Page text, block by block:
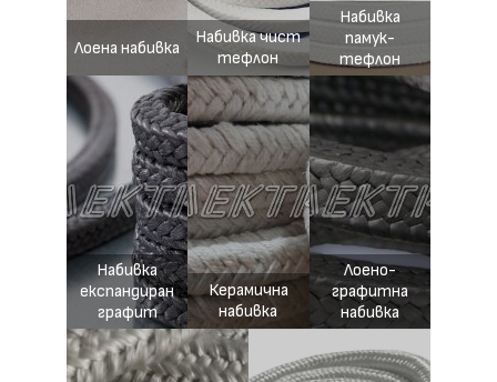
Лоена набивка
Набивка чист
тефлон
Набивка
памук-
тефлон
Набивка
експандиран
графит
Керамична
набивка
Лоено-
графитна
набивка